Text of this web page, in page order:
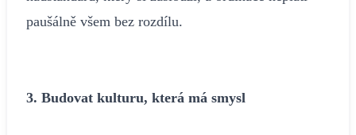
paušálně všem bez rozdílu.
3. Budovat kulturu, která má smysl